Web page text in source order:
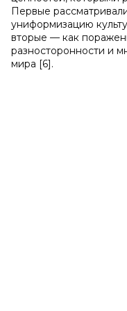
Первые
униформизацию
вторые — как
разносторонности и
мира [6].